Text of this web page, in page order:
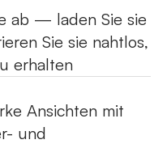
ab — laden Sie sie
Sie sie nahtlos,
erhalten
Ansichten mit
und